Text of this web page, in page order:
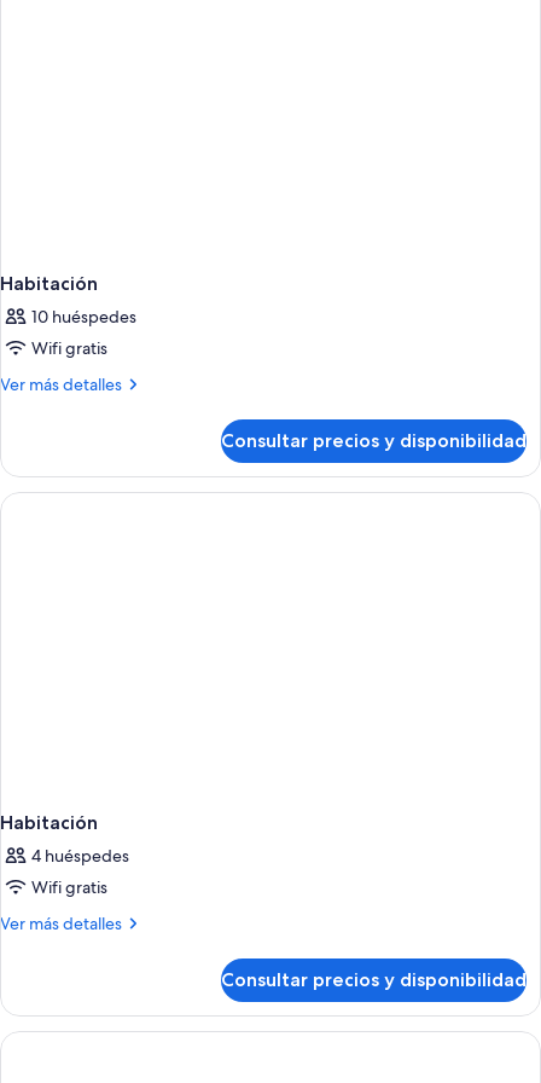
Habitación
10 huéspedes
Wifi gratis
Ver más detalles
Más
Consultar precios y disponibilidad
Habitación
4 huéspedes
Wifi gratis
Ver más detalles
Más
Consultar precios y disponibilidad